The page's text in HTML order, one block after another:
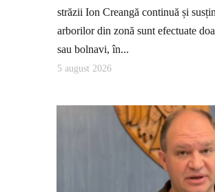
străzii Ion Creangă continuă și
arborilor din zonă sunt efectuate
sau bolnavi, în...
5 august 2026